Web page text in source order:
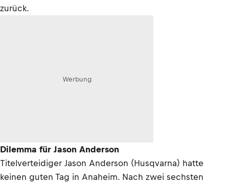
zurück.
Werbung
Dilemma für Jason Anderson
Titelverteidiger Jason Anderson (Husqvarna) hatte
keinen guten Tag in Anaheim. Nach zwei sechsten